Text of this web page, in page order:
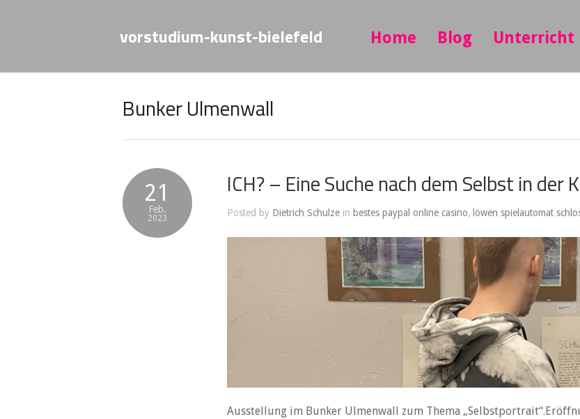
vorstudium-kunst-bielefeld Home Blog Unterricht
Bunker Ulmenwall
21
Feb.
2023
ICH? – Eine Suche nach dem Selbst in der
Posted by Dietrich Schulze in bestes paypal online casino, löwen spielautomat
Ausstellung im Bunker Ulmenwall zum Thema